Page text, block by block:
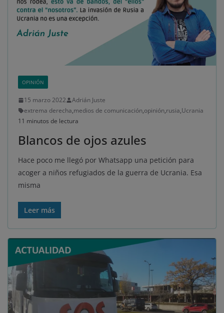
OPINIÓN
15 marzo 2022
Adrián Juste
extrema derecha,medios de comunicación,opinión,rusia,Ucrania
11 minutos de lectura
Blancos de ojos azules
Hace poco me llegó por Whatsapp una petición para
acoger a niños refugiados de la guerra de Ucrania. Esa
misma
Leer más